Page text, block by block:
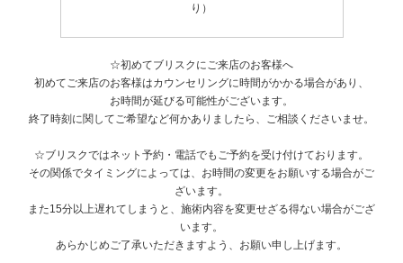
り）
☆初めてブリスクにご来店のお客様へ
初めてご来店のお客様はカウンセリングに時間がかかる場合があり、
お時間が延びる可能性がございます。
終了時刻に関してご希望など何かありましたら、ご相談くださいませ。
☆ブリスクではネット予約・電話でもご予約を受け付けております。
その関係でタイミングによっては、お時間の変更をお願いする場合がご
ざいます。
また15分以上遅れてしまうと、施術内容を変更せざる得ない場合がござ
います。
あらかじめご了承いただきますよう、お願い申し上げます。